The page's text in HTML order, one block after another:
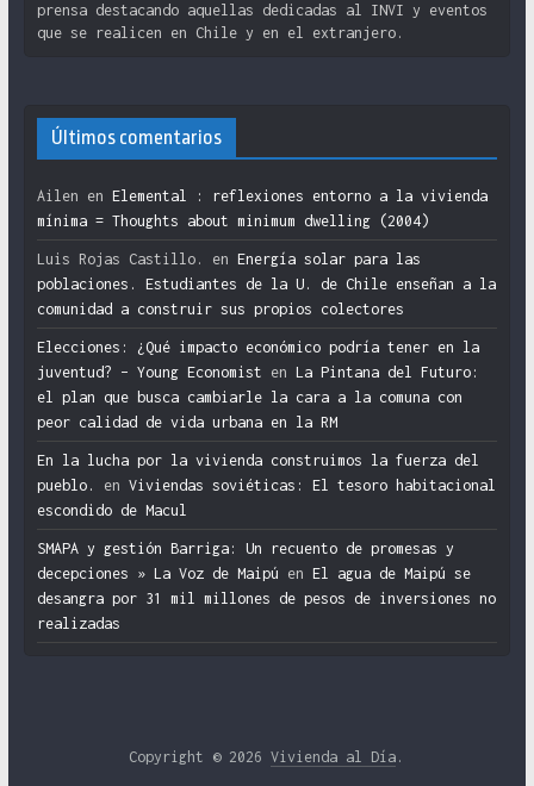
prensa destacando aquellas dedicadas al INVI y eventos
que se realicen en Chile y en el extranjero.
Últimos comentarios
Ailen en Elemental : reflexiones entorno a la vivienda
mínima = Thoughts about minimum dwelling (2004)
Luis Rojas Castillo. en Energía solar para las
poblaciones. Estudiantes de la U. de Chile enseñan a la
comunidad a construir sus propios colectores
Elecciones: ¿Qué impacto económico podría tener en la
juventud? – Young Economist en La Pintana del Futuro:
el plan que busca cambiarle la cara a la comuna con
peor calidad de vida urbana en la RM
En la lucha por la vivienda construimos la fuerza del
pueblo.
en Viviendas soviéticas: El tesoro habitacional
escondido de Macul
SMAPA y gestión Barriga: Un recuento de promesas y
decepciones » La Voz de Maipú en El agua de Maipú se
desangra por 31 mil millones de pesos de inversiones no
realizadas
Copyright © 2026Vivienda al Día .